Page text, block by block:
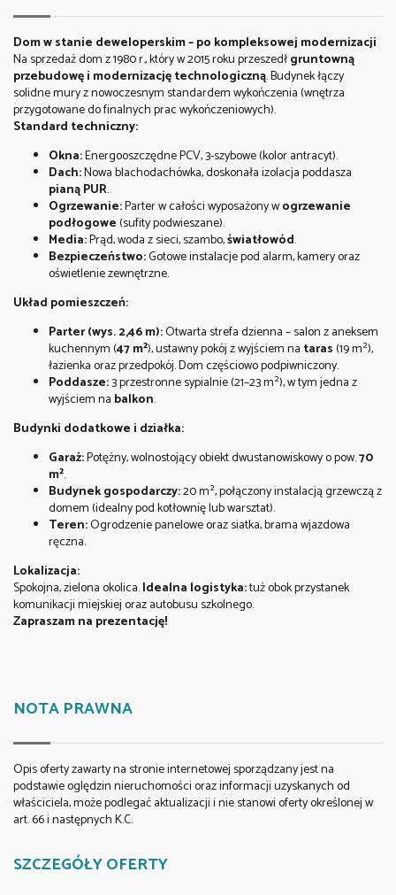
Dom w stanie deweloperskim – po kompleksowej modernizacji
Na sprzedaż dom z 1980 r., który w 2015 roku przeszedłgruntowną
przebudowę i modernizację technologiczną. Budynek łączy
solidne mury z nowoczesnym standardem wykończenia (wnętrza
przygotowane do finalnych prac wykończeniowych).
Standard techniczny:
Okna:Energooszczędne PCV, 3-szybowe (kolor antracyt).
Dach:Nowa blachodachówka, doskonała izolacja poddasza
pianą PUR.
Ogrzewanie:Parter w całości wyposażony wogrzewanie
podłogowe(sufity podwieszane).
Media:Prąd, woda z sieci, szambo,światłowód.
Bezpieczeństwo:Gotowe instalacje pod alarm, kamery oraz
oświetlenie zewnętrzne.
Układ pomieszczeń:
Parter (wys. 2,46 m):Otwarta strefa dzienna – salon z aneksem
kuchennym (47 m²), ustawny pokój z wyjściem na taras(19 m²),
łazienka oraz przedpokój. Dom częściowo podpiwniczony.
Poddasze:3 przestronne sypialnie (21–23 m²), w tym jedna z
wyjściem na balkon.
Budynki dodatkowe i działka:
Garaż:Potężny, wolnostojący obiekt dwustanowiskowy o pow.70
m².
Budynek gospodarczy:20 m², połączony instalacją grzewczą z
domem (idealny pod kotłownię lub warsztat).
Teren:Ogrodzenie panelowe oraz siatka, brama wjazdowa
ręczna.
Lokalizacja:
Spokojna, zielona okolica.Idealna logistyka:tuż obok przystanek
komunikacji miejskiej oraz autobusu szkolnego.
Zapraszam na prezentację!
NOTA PRAWNA
Opis oferty zawarty na stronie internetowej sporządzany jest na
podstawie oględzin nieruchomości oraz informacji uzyskanych od
właściciela, może podlegać aktualizacji i nie stanowi oferty określonej w
art. 66 i następnych K.C.
SZCZEGÓŁY OFERTY